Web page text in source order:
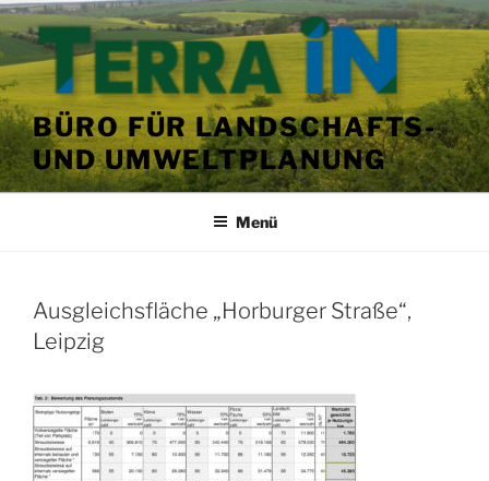
Zum
Inhalt
springen
BÜRO FÜR LANDSCHAFTS-
UND UMWELTPLANUNG
Menü
VERÖFFENTLICHT
AM
Ausgleichsfläche „Horburger Straße“,
Leipzig